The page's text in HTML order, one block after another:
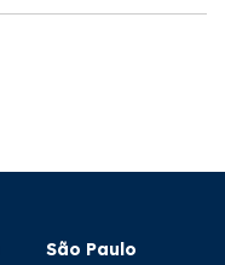
São Paulo